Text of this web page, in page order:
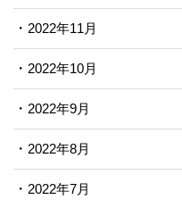
2022年11月
2022年10月
2022年9月
2022年8月
2022年7月